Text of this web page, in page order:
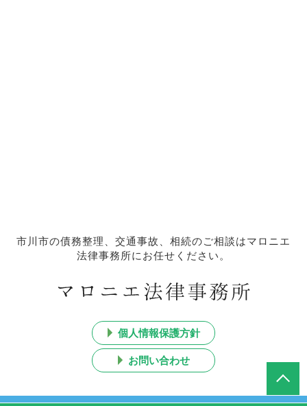
市川市の債務整理、交通事故、相続のご相談はマロニエ
法律事務所にお任せください。
個人情報保護方針
お問い合わせ